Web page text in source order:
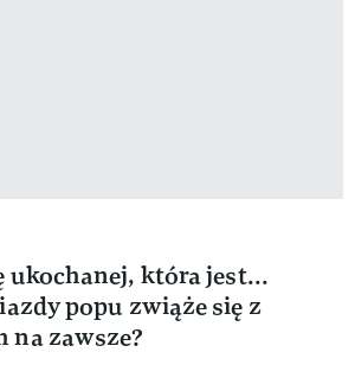
ukochanej, która jest...
popu zwiąże się z
na zawsze?